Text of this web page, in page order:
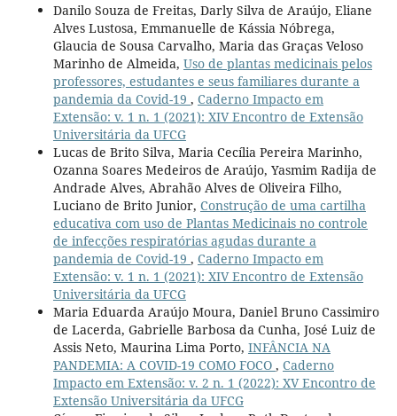
Danilo Souza de Freitas, Darly Silva de Araújo, Eliane
Alves Lustosa, Emmanuelle de Kássia Nóbrega,
Glaucia de Sousa Carvalho, Maria das Graças Veloso
Marinho de Almeida, Uso de plantas medicinais pelos
professores, estudantes e seus familiares durante a
pandemia da Covid-19 , Caderno Impacto em
Extensão: v. 1 n. 1 (2021): XIV Encontro de Extensão
Universitária da UFCG
Lucas de Brito Silva, Maria Cecília Pereira Marinho,
Ozanna Soares Medeiros de Araújo, Yasmim Radija de
Andrade Alves, Abrahão Alves de Oliveira Filho,
Luciano de Brito Junior, Construção de uma cartilha
educativa com uso de Plantas Medicinais no controle
de infecções respiratórias agudas durante a
pandemia de Covid-19 , Caderno Impacto em
Extensão: v. 1 n. 1 (2021): XIV Encontro de Extensão
Universitária da UFCG
Maria Eduarda Araújo Moura, Daniel Bruno Cassimiro
de Lacerda, Gabrielle Barbosa da Cunha, José Luiz de
Assis Neto, Maurina Lima Porto, INFÂNCIA NA
PANDEMIA: A COVID-19 COMO FOCO , Caderno
Impacto em Extensão: v. 2 n. 1 (2022): XV Encontro de
Extensão Universitária da UFCG